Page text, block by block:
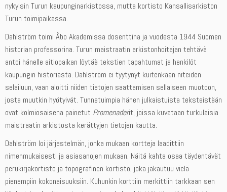
nykyisin Turun kaupunginarkistossa, mutta kortisto Kansallisarkiston
Turun toimipaikassa.
Dahlström toimi Åbo Akademissa dosenttina ja vuodesta 1944 Suomen
historian professorina. Turun maistraatin arkistonhoitajan tehtävä
antoi hänelle aitiopaikan löytää tekstien tapahtumat ja henkilöt
kaupungin historiasta. Dahlström ei tyytynyt kuitenkaan niteiden
selailuun, vaan aloitti niiden tietojen saattamisen sellaiseen muotoon,
josta muutkin hyötyivät. Tunnetuimpia hänen julkaistuista teksteistään
ovat kolmiosaisena painetut Promenaderit, joissa kuvataan turkulaisia
maistraatin arkistosta kerättyjen tietojen kautta.
Dahlström loi järjestelmän, jonka mukaan kortteja laadittiin
nimenmukaisesti ja asiasanojen mukaan. Näitä kahta osaa täydentävät
perukirjakortisto ja topografinen kortisto, joka jakautuu vielä
pienempiin kokonaisuuksiin. Kuhunkin korttiin merkittiin tarkkaan sen